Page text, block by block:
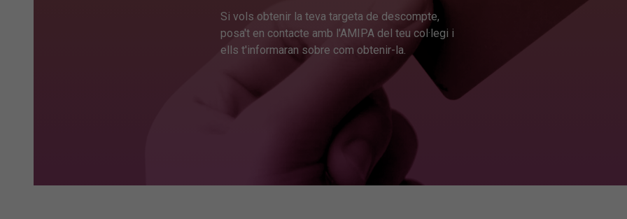
Si vols obtenir la teva targeta de descompte,
posa't en contacte amb l'AMIPA del teu col·legi i
ells t'informaran sobre com obtenir-la.